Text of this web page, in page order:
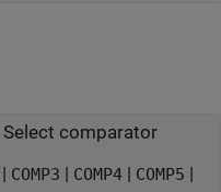
Select comparator
| COMP3 | COMP4| COMP5 |